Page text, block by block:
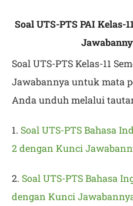
Soal UTS-PTS PAI Kelas-
Soal UTS-PTS Kelas-11
Jawabannya untuk mata
Anda unduh melalui
1. Soal UTS-PTS Bahasa
2 dengan Kunci
2. Soal UTS-PTS Bahasa
dengan Kunci